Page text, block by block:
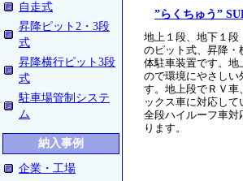
自走式
昇降ピット2・3段
式
昇降横行ピット3段
式
駐車場管制システ
ム
納入事例
企業・工場
”らくちゅう”
地上１段、地下１段
のピット式、昇降・
体駐車装置です。地
ので環境にやさしい
す。地上段でＲＶ車
ックス車に対応して
全段ハイルーフ車対
ります。